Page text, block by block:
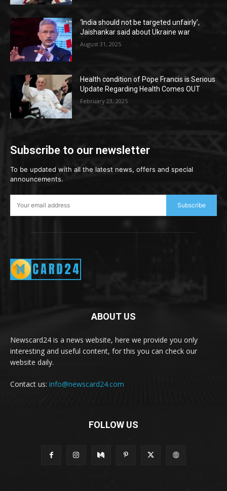
‘India should not be targeted unfairly’,
Jaishankar said about Ukraine war
August 31, 2025
Health condition of Pope Francis is Serious
Update Regarding Health Comes OUT
February 23, 2025
Subscribe to our newsletter
To be updated with all the latest news, offers and special
announcements.
Subscribe
ABOUT US
Newscard24 is a news website, here we provide you only
interesting and useful content, for this you can check our
website daily.
Contact us: info@newscard24.com
FOLLOW US